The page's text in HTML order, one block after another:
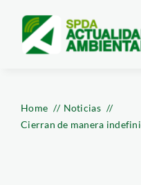
content
Home
Noticias
Cierran de manera